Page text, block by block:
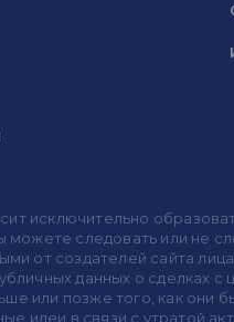
исключительно
следовать или не
от создателей сайта
данных о
или позже того, как
идеи в связи с утратой